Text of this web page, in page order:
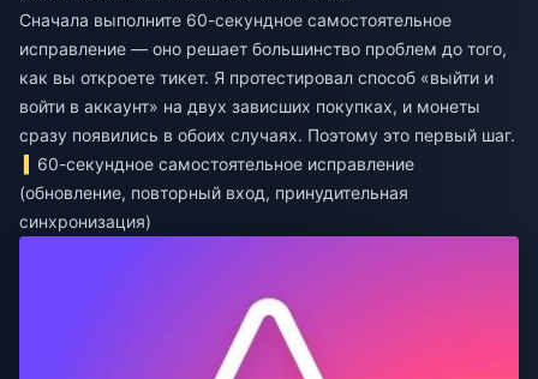
Сначала выполните 60-секундное самостоятельное
исправление — оно решает большинство проблем до того,
как вы откроете тикет. Я протестировал способ «выйти и
войти в аккаунт» на двух зависших покупках, и монеты
сразу появились в обоих случаях. Поэтому это первый шаг.
60-секундное самостоятельное исправление
(обновление, повторный вход, принудительная
синхронизация)